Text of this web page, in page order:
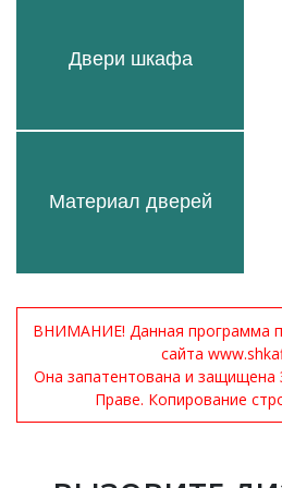
Двери шкафа
Материал дверей
ВНИМАНИЕ! Данная программа
сайта
Она запатентована и
Праве. Копирование